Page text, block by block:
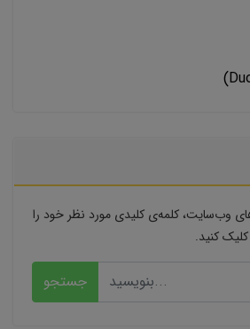
وب‌سایت، کلمه‌ی کلیدی مورد نظر خود را
کنید.
جستجو